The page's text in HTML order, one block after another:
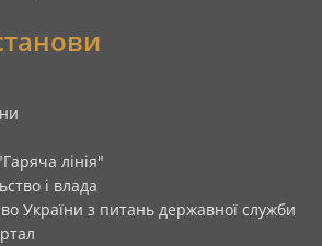
лінія"
і влада
України з питань державної служби